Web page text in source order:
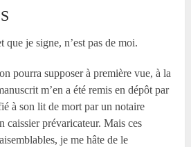
je signe, n’est pas de moi.
pourra supposer à première vue, à la
m’en a été remis en dépôt par
à son lit de mort par un notaire
caissier prévaricateur. Mais ces
je me hâte de le